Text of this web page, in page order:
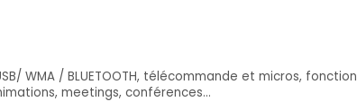
WMA / BLUETOOTH, télécommande et micros, fonction
meetings, conférences...